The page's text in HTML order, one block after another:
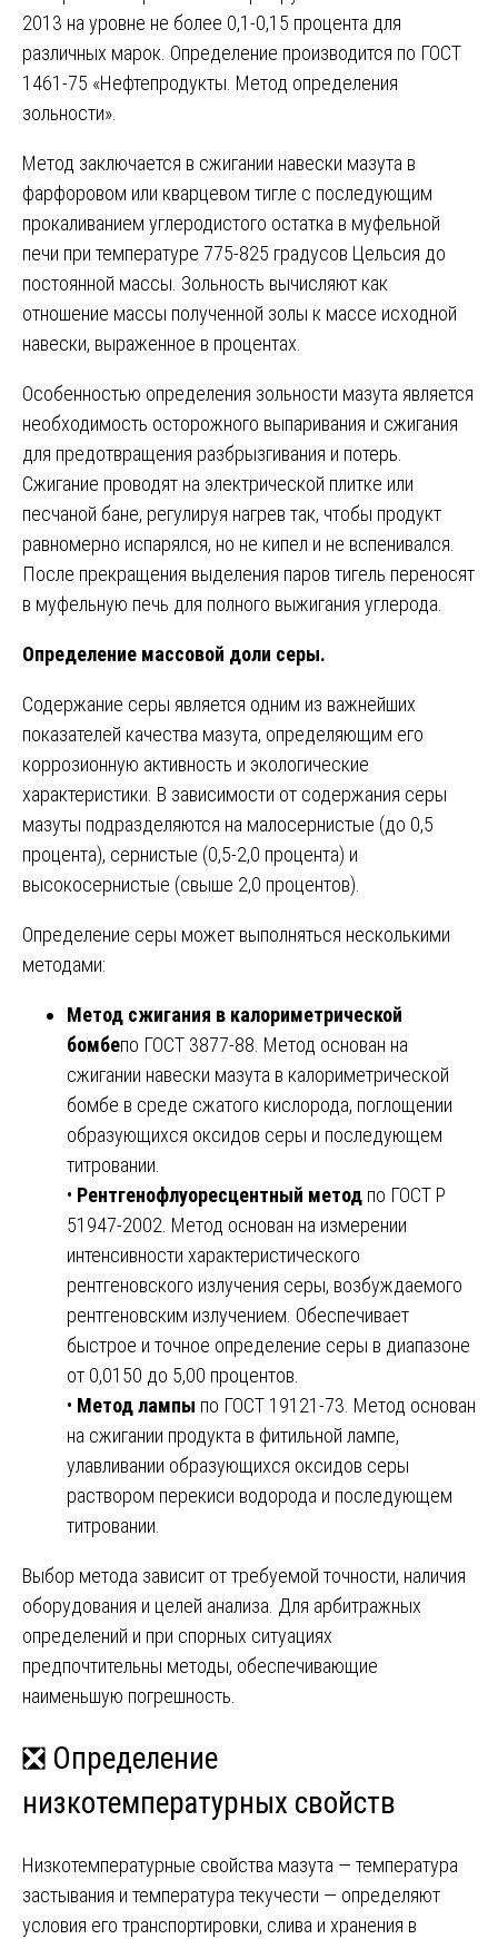
2013 на уровне не более 0,1-0,15 процента для
различных марок. Определение производится по ГОСТ
1461-75 «Нефтепродукты. Метод определения
зольности».
Метод заключается в сжигании навески мазута в
фарфоровом или кварцевом тигле с последующим
прокаливанием углеродистого остатка в муфельной
печи при температуре 775-825 градусов Цельсия до
постоянной массы. Зольность вычисляют как
отношение массы полученной золы к массе исходной
навески, выраженное в процентах.
Особенностью определения зольности мазута является
необходимость осторожного выпаривания и сжигания
для предотвращения разбрызгивания и потерь.
Сжигание проводят на электрической плитке или
песчаной бане, регулируя нагрев так, чтобы продукт
равномерно испарялся, но не кипел и не вспенивался.
После прекращения выделения паров тигель переносят
в муфельную печь для полного выжигания углерода.
Определение массовой доли серы.
Содержание серы является одним из важнейших
показателей качества мазута, определяющим его
коррозионную активность и экологические
характеристики. В зависимости от содержания серы
мазуты подразделяются на малосернистые (до 0,5
процента), сернистые (0,5-2,0 процента) и
высокосернистые (свыше 2,0 процентов).
Определение серы может выполняться несколькими
методами:
Метод сжигания в калориметрической
бомбепо ГОСТ 3877-88. Метод основан на
сжигании навески мазута в калориметрической
бомбе в среде сжатого кислорода, поглощении
образующихся оксидов серы и последующем
титровании.
• Рентгенофлуоресцентный метод по ГОСТ Р
51947-2002. Метод основан на измерении
интенсивности характеристического
рентгеновского излучения серы, возбуждаемого
рентгеновским излучением. Обеспечивает
быстрое и точное определение серы в диапазоне
от 0,0150 до 5,00 процентов.
• Метод лампы по ГОСТ 19121-73. Метод основан
на сжигании продукта в фитильной лампе,
улавливании образующихся оксидов серы
раствором перекиси водорода и последующем
титровании.
Выбор метода зависит от требуемой точности, наличия
оборудования и целей анализа. Для арбитражных
определений и при спорных ситуациях
предпочтительны методы, обеспечивающие
наименьшую погрешность.
❎ Определение
низкотемпературных свойств
Низкотемпературные свойства мазута — температура
застывания и температура текучести — определяют
условия его транспортировки, слива и хранения в